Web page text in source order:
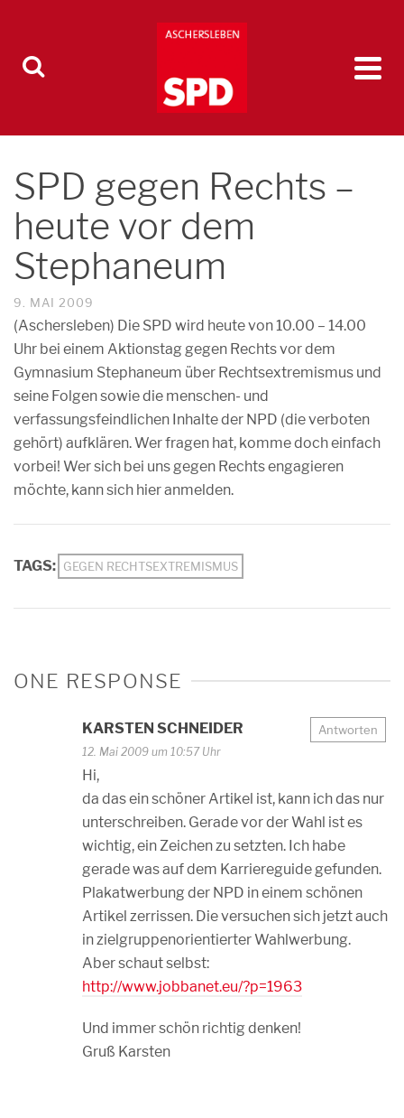
SPD gegen Rechts –
heute vor dem
Stephaneum
9. MAI 2009
(Aschersleben) Die SPD wird heute von 10.00 – 14.00
Uhr bei einem Aktionstag gegen Rechts vor dem
Gymnasium Stephaneum über Rechtsextremismus und
seine Folgen sowie die menschen- und
verfassungsfeindlichen Inhalte der NPD (die verboten
gehört) aufklären. Wer fragen hat, komme doch einfach
vorbei! Wer sich bei uns gegen Rechts engagieren
möchte, kann sich hier anmelden.
TAGS: GEGEN RECHTSEXTREMISMUS
ONE RESPONSE
KARSTEN SCHNEIDER
12. Mai 2009 um 10:57 Uhr
Hi,
da das ein schöner Artikel ist, kann ich das nur
unterschreiben. Gerade vor der Wahl ist es
wichtig, ein Zeichen zu setzten. Ich habe
gerade was auf dem Karriereguide gefunden.
Plakatwerbung der NPD in einem schönen
Artikel zerrissen. Die versuchen sich jetzt auch
in zielgruppenorientierter Wahlwerbung.
Aber schaut selbst:
http://www.jobbanet.eu/?p=1963
Und immer schön richtig denken!
Gruß Karsten
Antworten